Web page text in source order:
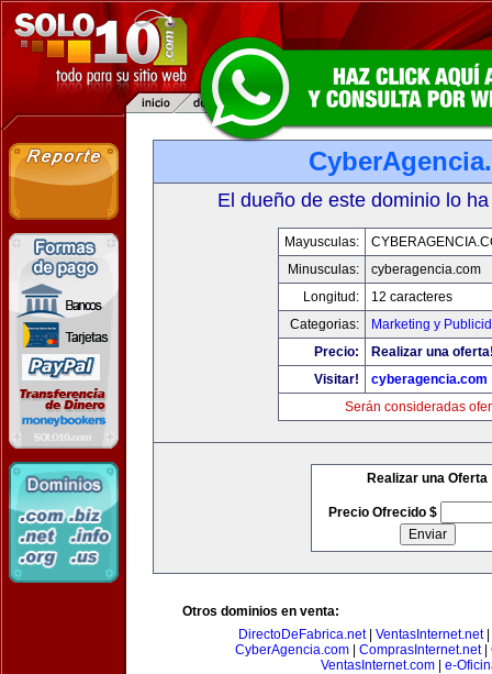
El dueño de este dominio lo
Mayusculas:
Minusculas:
cyberagencia.com
Longitud:
12 caracteres
Categorias:
Marketing y
Precio:
Realizar una
Visitar!
cyberagencia.com
Serán consideradas
Realizar una Oferta
Precio Ofrecido $
Otros dominios en venta:
DirectoDeFabrica.net| VentasInternet.net|
CyberAgencia.com| ComprasInternet.net|
VentasInternet.com
e-